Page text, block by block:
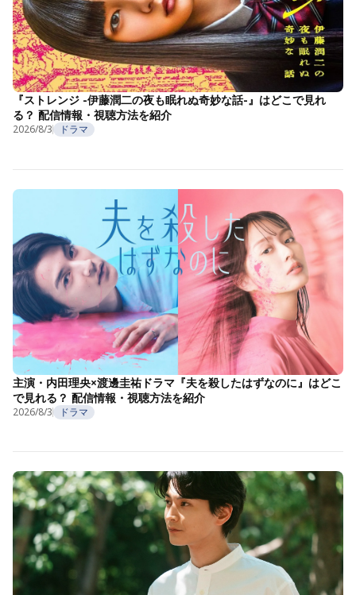
『ストレンジ -伊藤潤二の夜も眠れぬ奇妙な話-』はどこで見れ
る？ 配信情報・視聴方法を紹介
2026/8/3 ドラマ
主演・内田理央×渡邊圭祐ドラマ『夫を殺したはずなのに』はどこ
で見れる？ 配信情報・視聴方法を紹介
2026/8/3 ドラマ